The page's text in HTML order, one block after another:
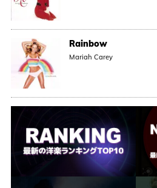
Rainbow
Mariah Carey